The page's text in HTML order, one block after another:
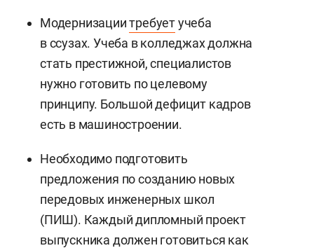
Модернизациитребуетучеба
в ссузах. Учеба в колледжах должна
стать престижной, специалистов
нужно готовить по целевому
принципу. Большой дефицит кадров
есть в машиностроении.
Необходимо подготовить
предложения по созданию новых
передовых инженерных школ
(ПИШ). Каждый дипломный проект
выпускника должен готовиться как